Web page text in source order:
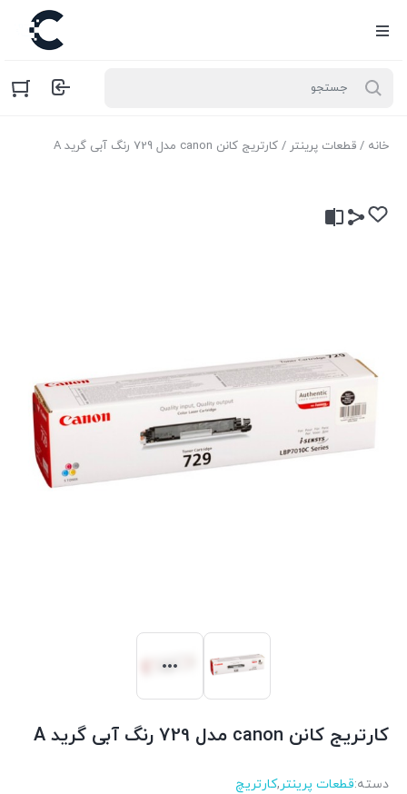
خانه / قطعات پرینتر / کارتریج کانن canon مدل 729 رنگ آبی گرید A
کارتریج کانن canon مدل 729 رنگ آبی گرید A
دسته:قطعات پرینتر,کارتریچ